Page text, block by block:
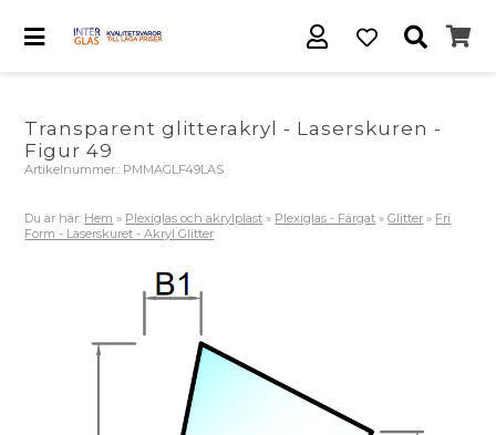
Transparent glitterakryl - Laserskuren -
Figur 49
Artikelnummer.: PMMAGLF49LAS
Du är här: Hem » Plexiglas och akrylplast » Plexiglas - Färgat »Glitter » Fri
Form - Laserskuret - Akryl Glitter